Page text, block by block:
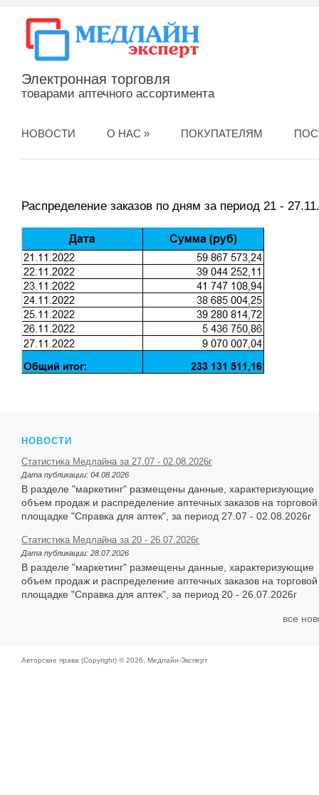
Электронная торговля
товарами аптечного ассортимента
НОВОСТИ О НАС » ПОКУПАТЕЛЯМ
Распределение заказов по дням за период 21 -
НОВОСТИ
Статистика Медлайна за 27.07 - 02.08.2026г
Дата публикации: 04.08.2026
В разделе "маркетинг" размещены данные, характеризующие
объем продаж и распределение аптечных заказов на торговой
площадке "Справка для аптек", за период 27.07 - 02.08.2026г
Статистика Медлайна за 20 - 26.07.2026г
Дата публикации: 28.07.2026
В разделе "маркетинг" размещены данные, характеризующие
объем продаж и распределение аптечных заказов на торговой
площадке "Справка для аптек", за период 20 - 26.07.2026г
все
Авторские права (Copyright) © 2026, Медлайн-Эксперт